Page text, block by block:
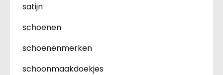
satijn
schoenen
schoenenmerken
schoonmaakdoekjes